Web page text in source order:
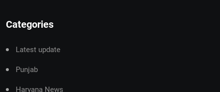
Categories
Latest update
Punjab
Haryana News